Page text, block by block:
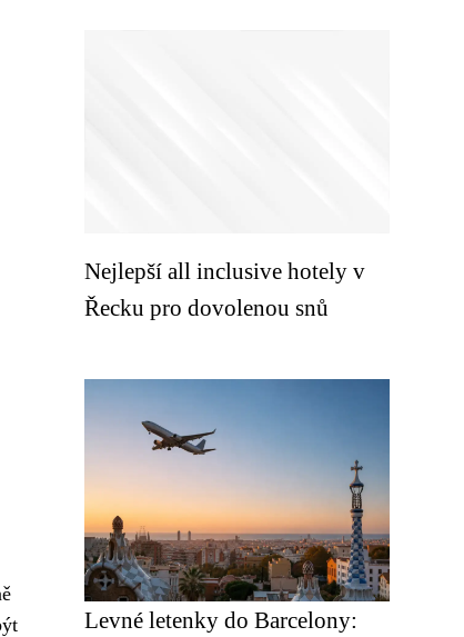
Nejlepší all inclusive hotely v
Řecku pro dovolenou snů
Levné letenky do Barcelony: